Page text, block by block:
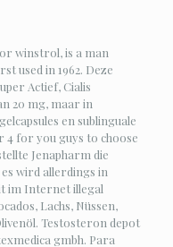
winstrol, is a man
used in 1962. Deze
Actief, Cialis
20 mg, maar in
en sublinguale
4 for you guys to choose
Jenapharm die
wird allerdings in
im Internet illegal
Lachs, Nüssen,
Testosteron depot
gmbh. Para